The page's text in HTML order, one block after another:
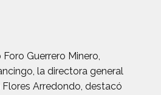
Guerrero Minero,
la directora general
Flores Arredondo, destacó